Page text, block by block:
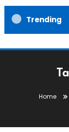
Trending
Home